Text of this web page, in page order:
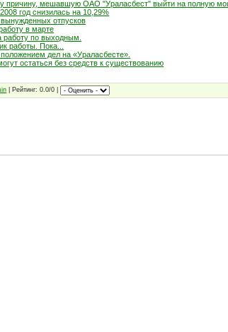
причину, мешавшую ОАО "Ураласбест" выйти на полную
год снизилась на 10,29%
отпусков
в марте
работу по выходным.
работы. Пока...
дел на «Ураласбесте».
остаться без средств к существованию
| Рейтинг: 0.0/0 |